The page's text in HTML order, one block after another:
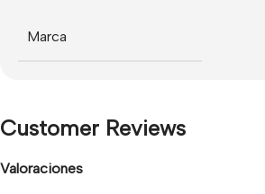
Marca
Customer Reviews
Valoraciones